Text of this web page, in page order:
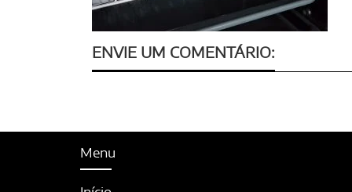
ENVIE UM COMENTÁRIO:
Menu